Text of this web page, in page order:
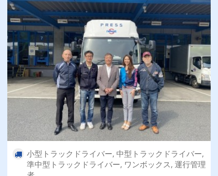
小型トラックドライバー, 中型トラックドライバー,
準中型トラックドライバー, ワンボックス, 運行管理